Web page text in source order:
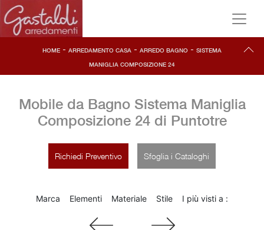
HOME - ARREDAMENTO CASA - ARREDO BAGNO - SISTEMA
MANIGLIA COMPOSIZIONE 24
Mobile da Bagno Sistema Maniglia
Composizione 24 di Puntotre
Richiedi Preventivo Sfoglia i Cataloghi
Marca Elementi Materiale Stile I più visti a :